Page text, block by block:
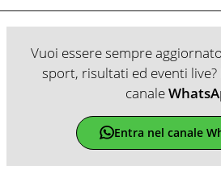
Vuoi essere sempre
sport, risultati ed eventi
canale
Entra nel canale